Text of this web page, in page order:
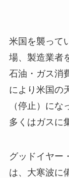
米国を襲って
場、製造業者
石油・ガス消
により米国の
（停止）に
多くはガスに
グッドイヤー
は、大寒波に